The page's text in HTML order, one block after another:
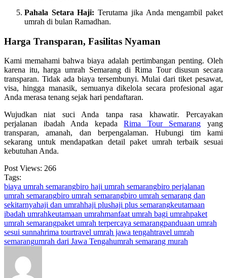
Pahala Setara Haji: Terutama jika Anda mengambil paket
umrah di bulan Ramadhan.
Harga Transparan, Fasilitas Nyaman
Kami memahami bahwa biaya adalah pertimbangan penting. Oleh
karena itu, harga umrah Semarang di Rima Tour disusun secara
transparan. Tidak ada biaya tersembunyi. Mulai dari tiket pesawat,
visa, hingga manasik, semuanya dikelola secara profesional agar
Anda merasa tenang sejak hari pendaftaran.
Wujudkan niat suci Anda tanpa rasa khawatir. Percayakan
perjalanan ibadah Anda kepadaRima Tour Semarang yang
transparan, amanah, dan berpengalaman. Hubungi tim kami
sekarang untuk mendapatkan detail paket umrah terbaik sesuai
kebutuhan Anda.
Post Views: 266
Tags:
biaya umrah semarangbiro haji umrah semarangbiro perjalanan
umrah semarangbiro umrah semarangbiro umrah semarang dan
sekitarnyahaji dan umrahhaji plushaji plus semarangkeutamaan
ibadah umrahkeutamaan umrahmanfaat umrah bagi umrahpaket
umrah semarangpaket umrah terpercaya semarangpanduaan umrah
sesui sunnahrima tourtravel umrah jawa tengahtravel umrah
semarangumrah dari Jawa Tengahumrah semarang murah